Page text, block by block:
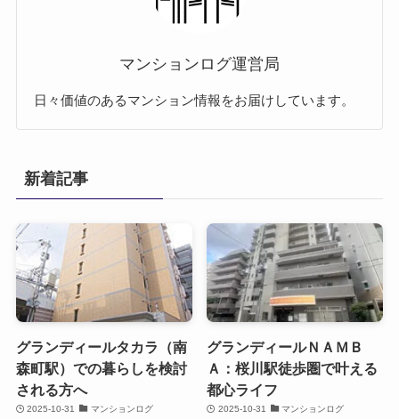
マンションログ運営局
日々価値のあるマンション情報をお届けしています。
新着記事
グランディールタカラ（南
森町駅）での暮らしを検討
される方へ
2025-10-31 マンションログ
グランディールＮＡＭＢ
Ａ：桜川駅徒歩圏で叶える
都心ライフ
2025-10-31 マンションログ